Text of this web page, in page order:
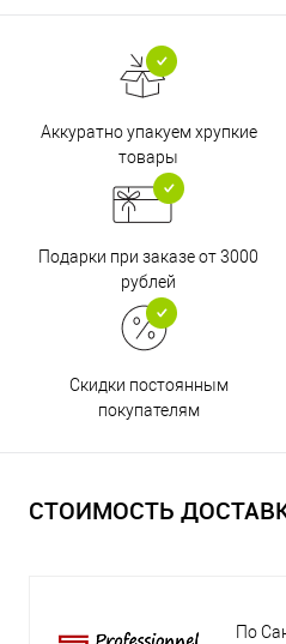
Аккуратно упакуем хрупкие
товары
Подарки при заказе от 3000
рублей
Скидки постоянным
покупателям
СТОИМОСТЬ
По